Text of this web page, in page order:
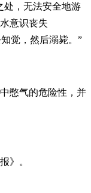
处，无法安全地游
意识丧失
知觉，然后溺毙。”
憋气的危险性，并
》。